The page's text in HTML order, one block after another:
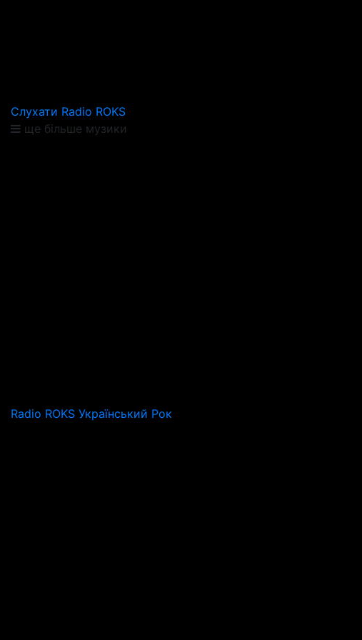
Слухати Radio ROKS
ще більше музики
Radio ROKS Український Рок